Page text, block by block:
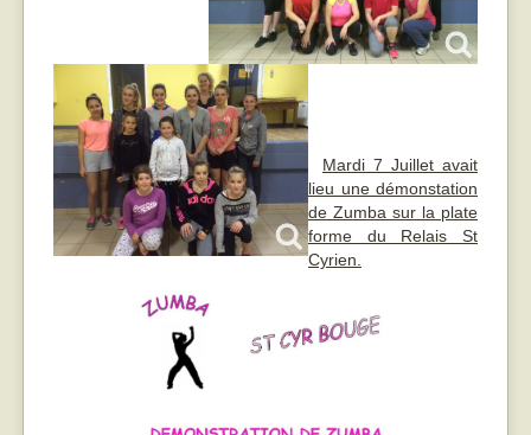
Mardi 7 Juillet avait
lieu une démonstation
de Zumba sur la plate
forme du Relais St
Cyrien.